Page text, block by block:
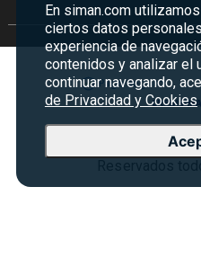
En siman.com
ciertos datos
experiencia de
contenidos y analizar el
continuar navegando,
de Privacidad y Cookies
Política de
Política de
Términos y
Copyright © 2026